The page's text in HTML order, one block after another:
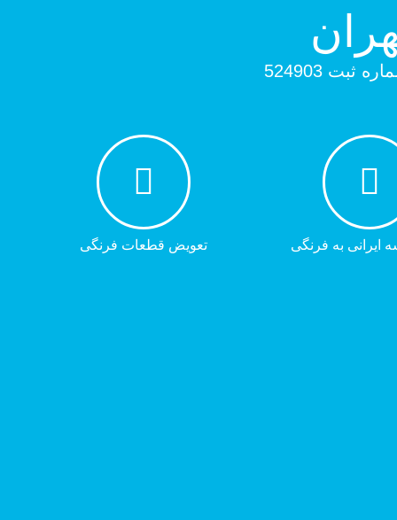
524903
ایرانی به فرنگی تعویض قطعات فرنگی